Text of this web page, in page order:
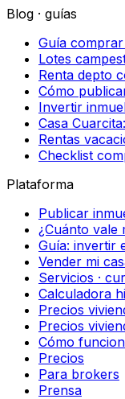
Blog · guías
Guía
Lotes
Renta depto
Cómo
Invertir
Casa
Rentas
Checklist
Plataforma
Publicar
¿Cuánto vale
Guía: invertir
Vender mi
Servicios ·
Calculadora
Precios
Precios
Cómo
Precios
Para brokers
Prensa